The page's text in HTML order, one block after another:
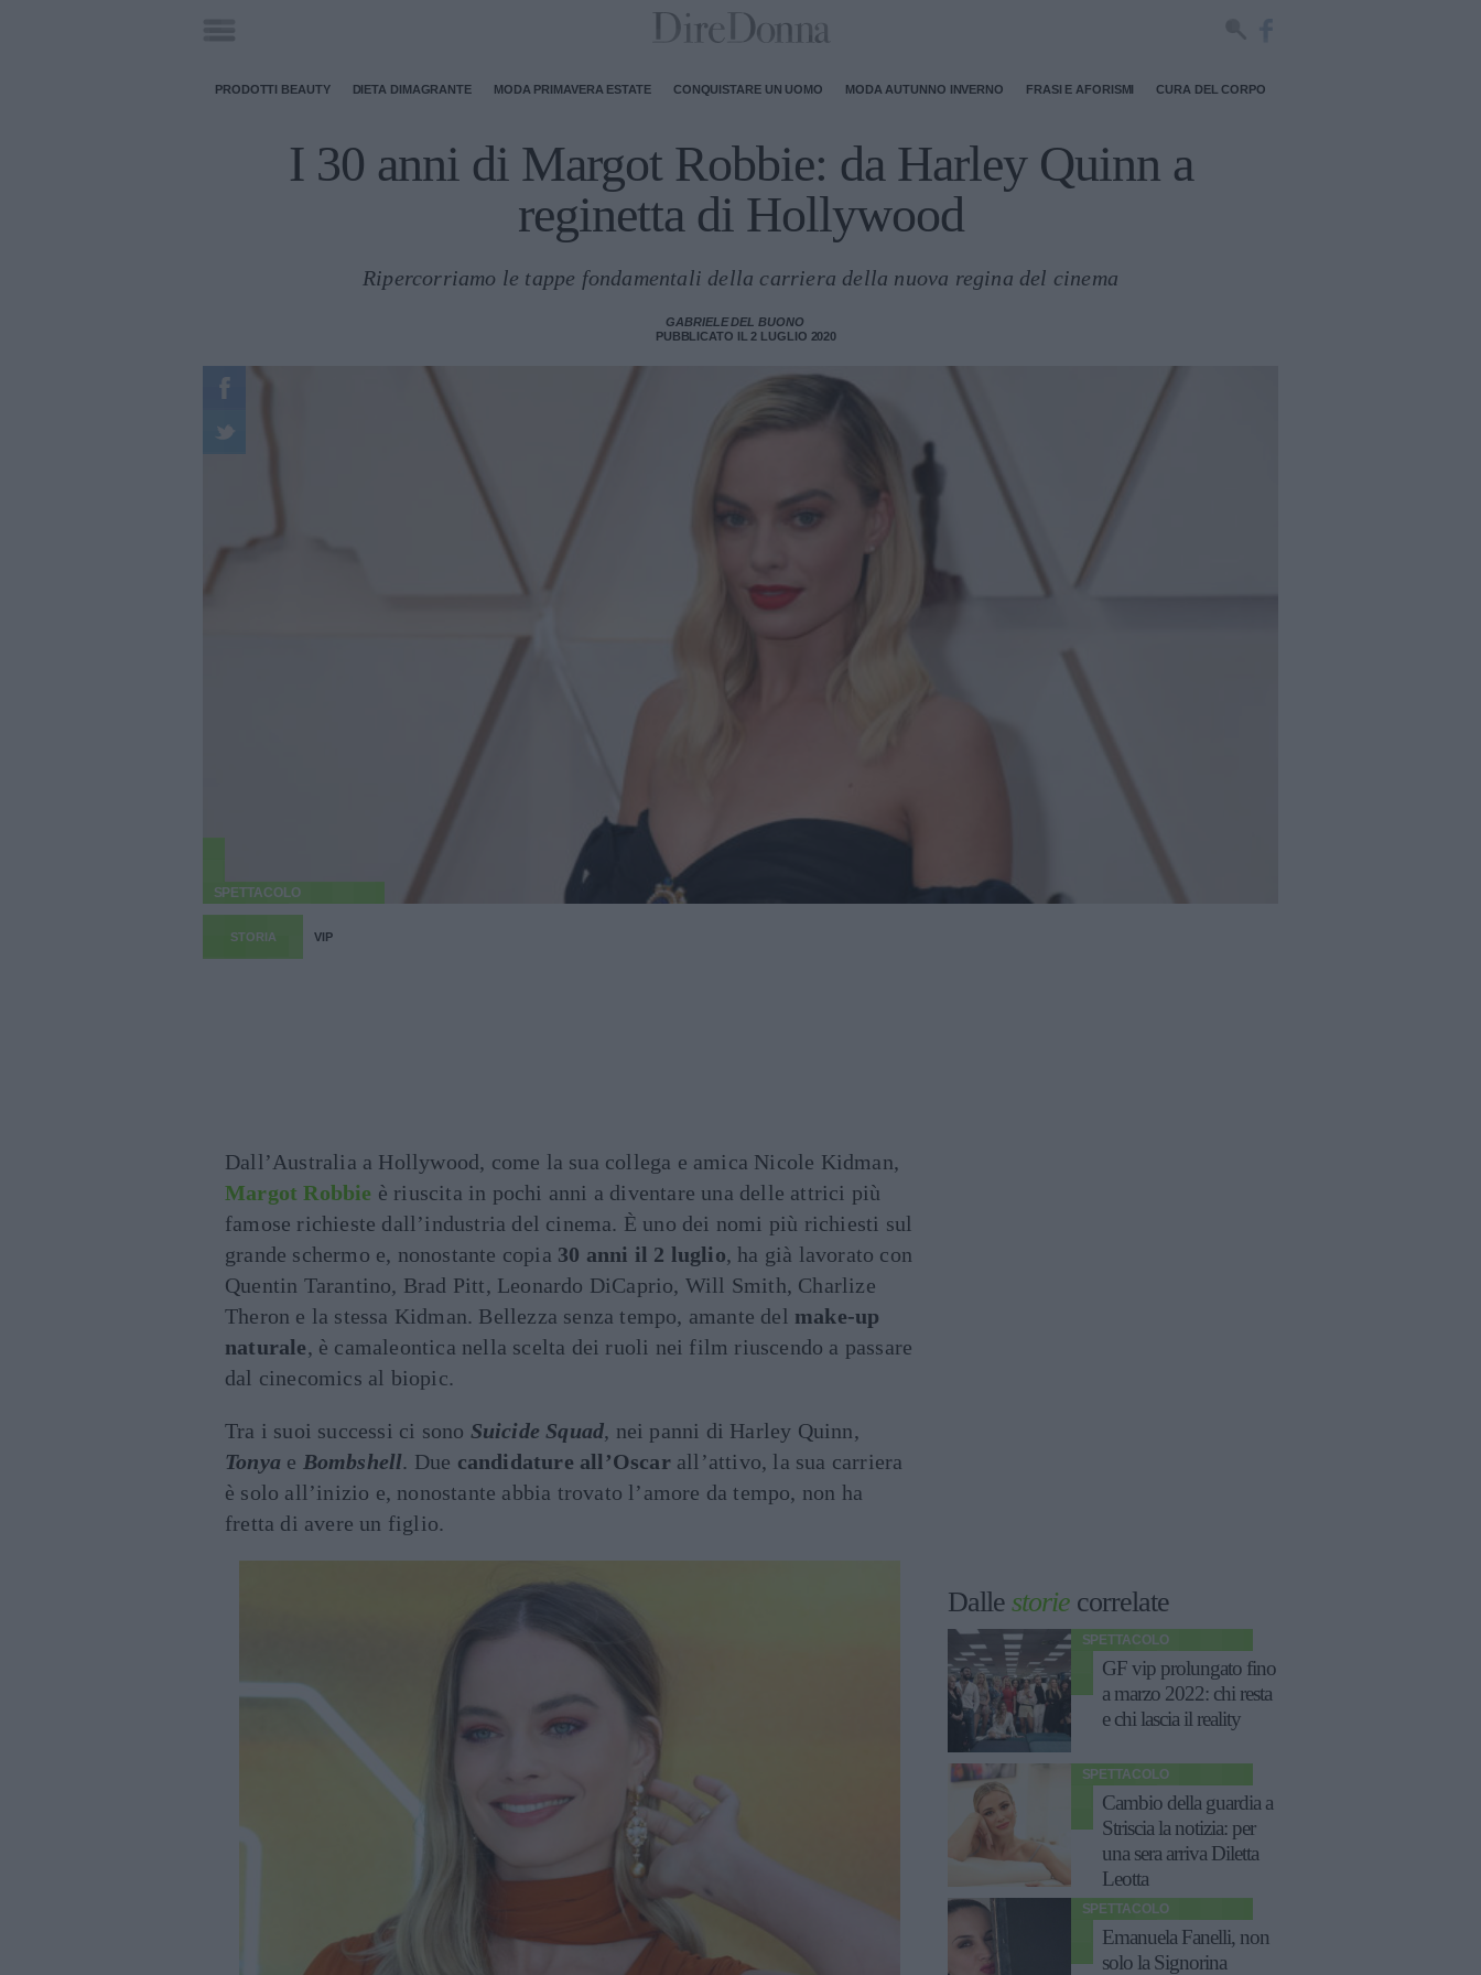
PRODOTTI BEAUTY DIETA DIMAGRANTE MODA PRIMAVERA ESTATE CONQUISTARE UN UOMO MODA AUTUNNO INVERNO FRASI E AFORISMI CURA DEL CORPO
I 30 anni di Margot Robbie: da Harley Quinn a
reginetta di Hollywood
Ripercorriamo le tappe fondamentali della carriera della nuova regina del cinema
GABRIELE DEL BUONO
PUBBLICATO IL 2 LUGLIO 2020
SPETTACOLO
STORIA VIP
Dall’Australia a Hollywood, come la sua collega e amica Nicole Kidman,
Margot Robbie è riuscita in pochi anni a diventare una delle attrici più
famose richieste dall’industria del cinema. È uno dei nomi più richiesti sul
grande schermo e, nonostante copia 30 anni il 2 luglio, ha già lavorato con
Quentin Tarantino, Brad Pitt, Leonardo DiCaprio, Will Smith, Charlize
Theron e la stessa Kidman. Bellezza senza tempo, amante del make-up
naturale, è camaleontica nella scelta dei ruoli nei film riuscendo a passare
dal cinecomics al biopic.
Tra i suoi successi ci sono Suicide Squad, nei panni di Harley Quinn,
Tonya e Bombshell. Due candidature all’Oscarall’attivo, la sua carriera
è solo all’inizio e, nonostante abbia trovato l’amore da tempo, non ha
fretta di avere un figlio.
Dalle storie correlate
SPETTACOLO
GF vip prolungato fino
a marzo 2022: chi resta
e chi lascia il reality
SPETTACOLO
Cambio della guardia a
Striscia la notizia: per
una sera arriva Diletta
Leotta
SPETTACOLO
Emanuela Fanelli, non
solo la Signorina